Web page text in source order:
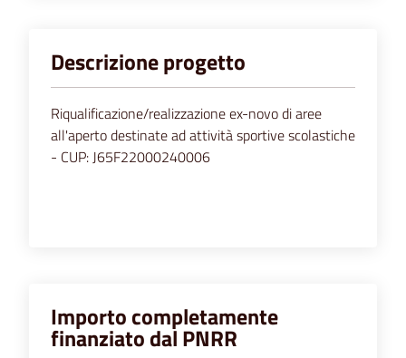
Descrizione progetto
Riqualificazione/realizzazione ex-novo di aree
all'aperto destinate ad attività sportive scolastiche
- CUP: J65F22000240006
Importo completamente
finanziato dal PNRR